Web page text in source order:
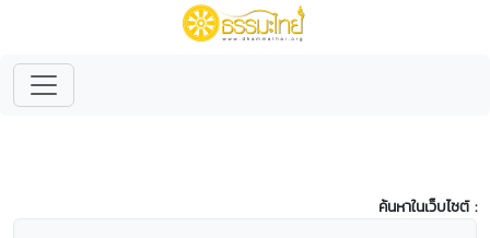
ค้นหาในเว็บไซต์ :